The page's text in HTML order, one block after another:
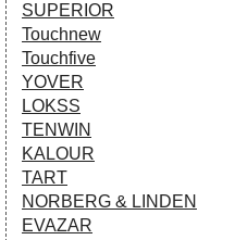
SUPERIOR
Touchnew
Touchfive
YOVER
LOKSS
TENWIN
KALOUR
TART
NORBERG & LINDEN
EVAZAR